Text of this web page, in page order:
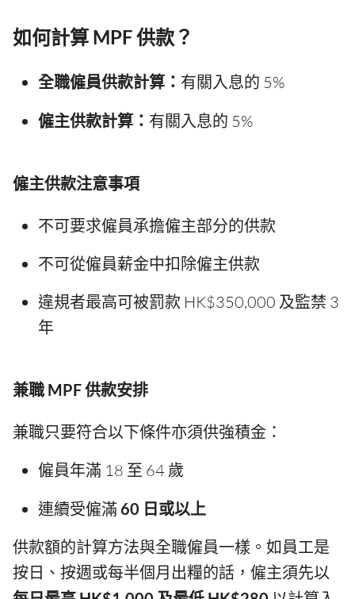
如何計算 MPF 供款？
全職僱員供款計算： 有關入息的 5%
僱主供款計算： 有關入息的 5%
僱主供款注意事項
不可要求僱員承擔僱主部分的供款
不可從僱員薪金中扣除僱主供款
違規者最高可被罰款 HK$350,000 及監禁 3
年
兼職 MPF 供款安排
兼職只要符合以下條件亦須供強積金：
僱員年滿 18 至 64 歲
連續受僱滿 60 日或以上
供款額的計算方法與全職僱員一樣。如員工是
按日、按週或每半個月出糧的話，僱主須先以